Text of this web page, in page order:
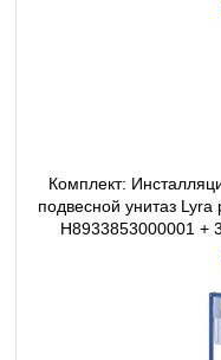
Комплект:
подвесной унитаз
H8933853000001 +